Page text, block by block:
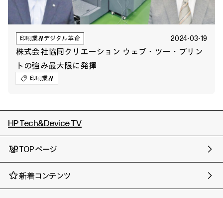
印刷業界デジタル革命 2024-03-19
株式会社協同クリエーション ウェブ・ツー・プリン
トの強み最大限に発揮
印刷業界
HP Tech&Device TV
TOPページ
新着コンテンツ